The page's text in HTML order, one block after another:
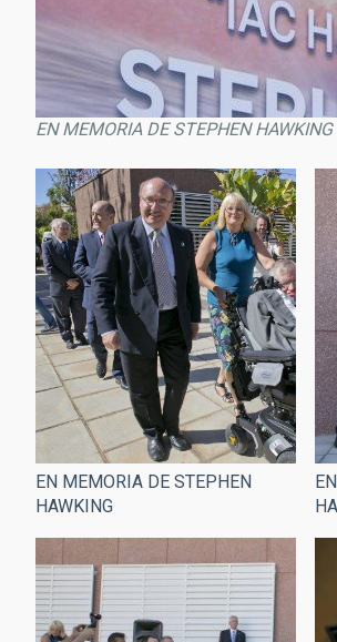
EN MEMORIA DE STEPHEN HAWKING
EN MEMORIA DE STEPHEN
HAWKING